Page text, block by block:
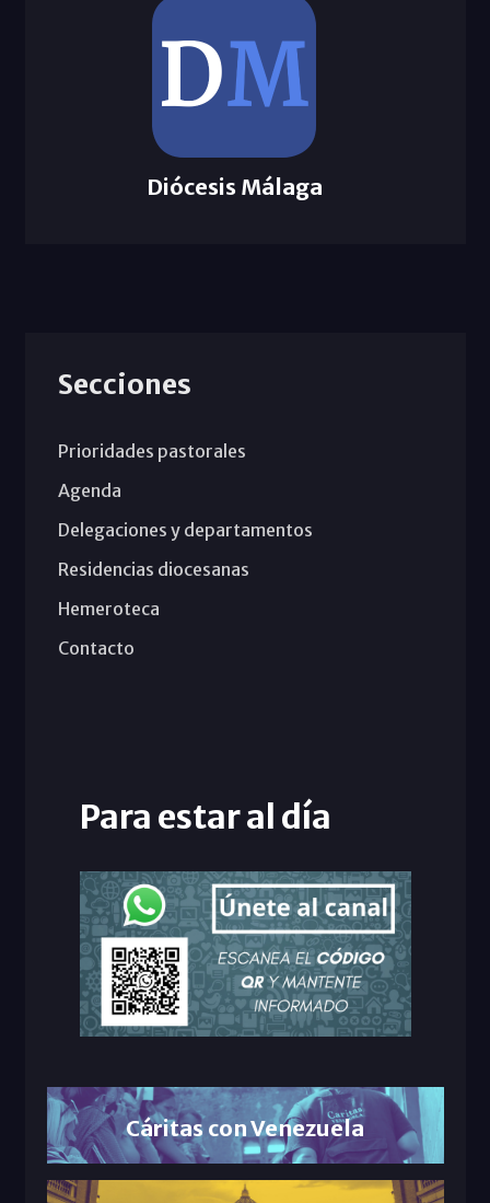
Diócesis Málaga
Secciones
Prioridades pastorales
Agenda
Delegaciones y departamentos
Residencias diocesanas
Hemeroteca
Contacto
Para estar al día
Cáritas con Venezuela